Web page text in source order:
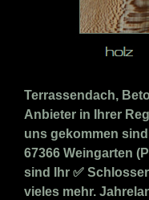
Terrassendach,
Anbieter in Ihrer
uns gekommen
67366 Weingarten
sind Ihr ✅
vieles mehr.